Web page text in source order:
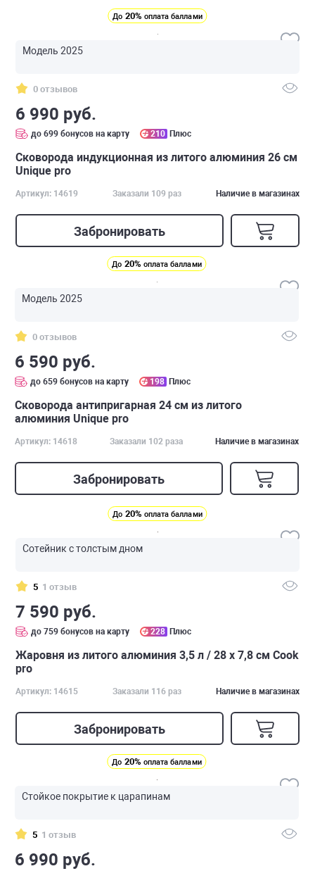
До 20% оплата баллами
Модель 2025
0 отзывов
6 990 руб.
до 699 бонусов на карту 210 Плюс
Сковорода индукционная из литого алюминия 26 см
Unique pro
Артикул: 14619 Заказали 109 раз Наличие в магазинах
Забронировать
До 20% оплата баллами
Модель 2025
0 отзывов
6 590 руб.
до 659 бонусов на карту 198 Плюс
Сковорода антипригарная 24 см из литого
алюминия Unique pro
Артикул: 14618 Заказали 102 раза Наличие в магазинах
Забронировать
До 20% оплата баллами
Сотейник с толстым дном
5 1 отзыв
7 590 руб.
до 759 бонусов на карту 228 Плюс
Жаровня из литого алюминия 3,5 л / 28 x 7,8 см Cook
pro
Артикул: 14615 Заказали 116 раз Наличие в магазинах
Забронировать
До 20% оплата баллами
Стойкое покрытие к царапинам
5 1 отзыв
6 990 руб.